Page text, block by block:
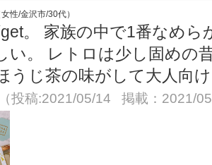
性/金沢市/30代）
。 家族の中で1番なめ
い。 レトロは少し固めの
うじ茶の味がして大人向
（投稿:2021/05/14 掲載：2021/